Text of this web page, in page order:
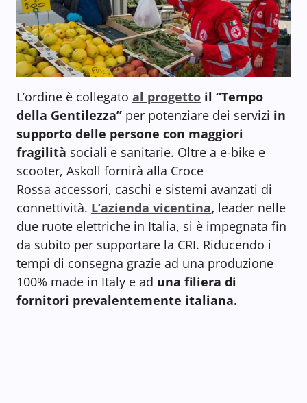
L’ordine è collegato al progetto il “Tempo
della Gentilezza” per potenziare dei servizi in
supporto delle persone con maggiori
fragilità sociali e sanitarie. Oltre a e-bike e
scooter, Askoll fornirà alla Croce
Rossa accessori, caschi e sistemi avanzati di
connettività. L’azienda vicentina, leader nelle
due ruote elettriche in Italia, si è impegnata fin
da subito per supportare la CRI. Riducendo i
tempi di consegna grazie ad una produzione
100% made in Italy e ad una filiera di
fornitori prevalentemente italiana.